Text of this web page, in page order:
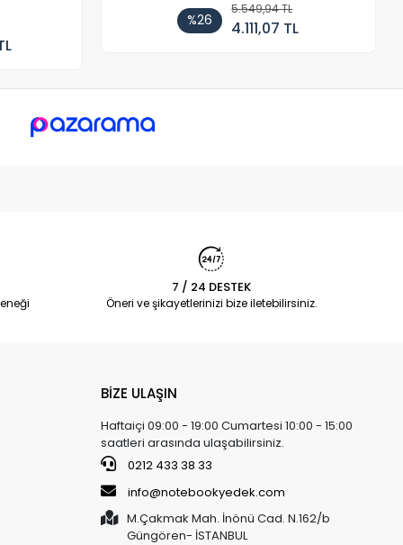
%26
5.549,94 TL
4.111,07 TL
7 / 24 DESTEK
Öneri ve şikayetlerinizi bize iletebilirsiniz.
BİZE ULAŞIN
Haftaiçi 09:00 - 19:00 Cumartesi 10:00 - 15:00
saatleri arasında ulaşabilirsiniz.
0212 433 38 33
info@notebookyedek.com
M.Çakmak Mah. İnönü Cad. N.162/b
Güngören- İSTANBUL